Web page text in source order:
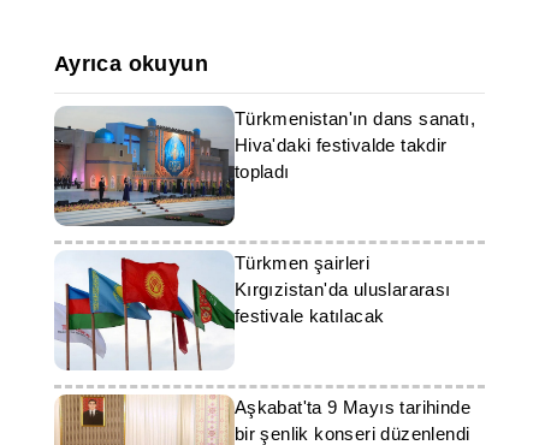
Ayrıca okuyun
Türkmenistan'ın dans sanatı,
Hiva'daki festivalde takdir
topladı
Türkmen şairleri
Kırgızistan'da uluslararası
festivale katılacak
Aşkabat'ta 9 Mayıs tarihinde
bir şenlik konseri düzenlendi